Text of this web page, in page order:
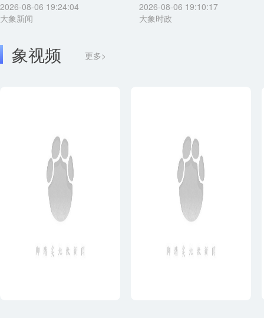
2026-08-06 19:24:04
大象新闻
2026-08-06 19:10:17
大象时政
象视频 更多>